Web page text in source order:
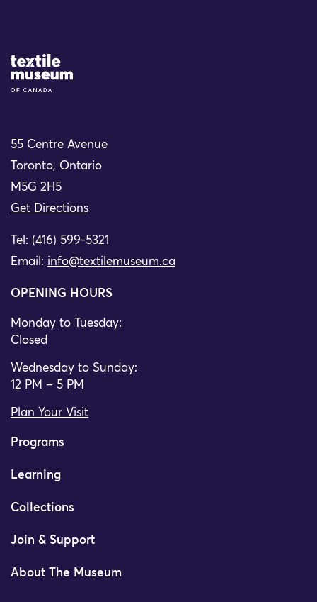
Site Logo
55 Centre Avenue
Toronto, Ontario
M5G 2H5
Get Directions
Tel: (416) 599-5321
Email: info@textilemuseum.ca
OPENING HOURS
Monday to Tuesday:
Closed
Wednesday to Sunday:
12 PM – 5 PM
Plan Your Visit
Programs
Learning
Collections
Join & Support
About The Museum